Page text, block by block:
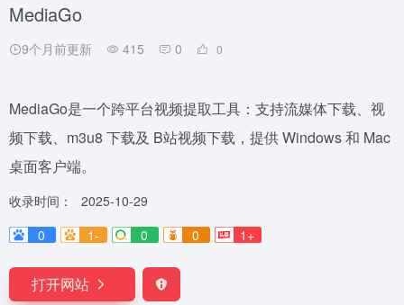
MediaGo
9个月前更新 415 0 0
MediaGo是一个跨平台视频提取工具：支持流媒体下载、视
频下载、m3u8 下载及 B站视频下载，提供 Windows 和 Mac
桌面客户端。
收录时间：
2025-10-29
0
1- 0 0 1+
打开网站